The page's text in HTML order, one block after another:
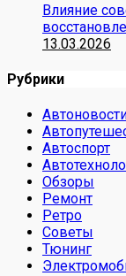
Влияние
13.03.2026
Рубрики
Автоспорт
Обзоры
Ремонт
Ретро
Советы
Тюнинг